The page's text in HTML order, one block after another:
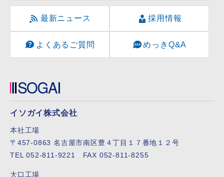
最新ニュース 採用情報
よくあるご質問 めっきQ&A
イソガイ株式会社
本社工場
〒457-0863 名古屋市南区豊４丁目１７番地１２号
TEL 052-811-9221 FAX 052-811-8255
大口工場